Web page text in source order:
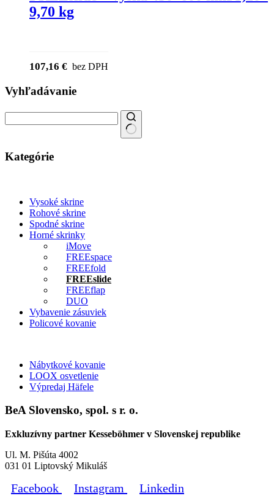
9,70 kg
107,16 € bez DPH
Vyhľadávanie
Search
for:
Kategórie
Vysoké skrine
Rohové skrine
Spodné skrine
Horné skrinky
iMove
FREEspace
FREEfold
FREEslide
FREEflap
DUO
Vybavenie zásuviek
Policové kovanie
Nábytkové kovanie
LOOX osvetlenie
Výpredaj Häfele
BeA Slovensko, spol. s r. o.
Exkluzívny partner Kesseböhmer v Slovenskej republike
Ul. M. Pišúta 4002
031 01 Liptovský Mikuláš
Facebook Instagram Linkedin